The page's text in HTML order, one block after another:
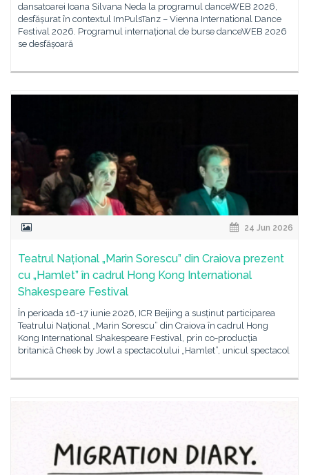
dansatoarei Ioana Silvana Neda la programul danceWEB 2026,
desfășurat în contextul ImPulsTanz – Vienna International Dance
Festival 2026. Programul internațional de burse danceWEB 2026
se desfășoară
24 Jun 2026
Teatrul Național „Marin Sorescu” din Craiova prezent
cu „Hamlet” în cadrul Hong Kong International
Shakespeare Festival
În perioada 16-17 iunie 2026, ICR Beijing a susținut participarea
Teatrului Național „Marin Sorescu” din Craiova în cadrul Hong
Kong International Shakespeare Festival, prin co-producția
britanică Cheek by Jowl a spectacolului „Hamlet”, unicul spectacol